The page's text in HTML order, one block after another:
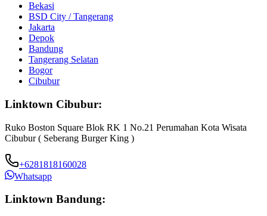
Bekasi
BSD City / Tangerang
Jakarta
Depok
Bandung
Tangerang Selatan
Bogor
Cibubur
Linktown Cibubur:
Ruko Boston Square Blok RK 1 No.21 Perumahan Kota Wisata
Cibubur ( Seberang Burger King )
+6281818160028
Whatsapp
Linktown Bandung: